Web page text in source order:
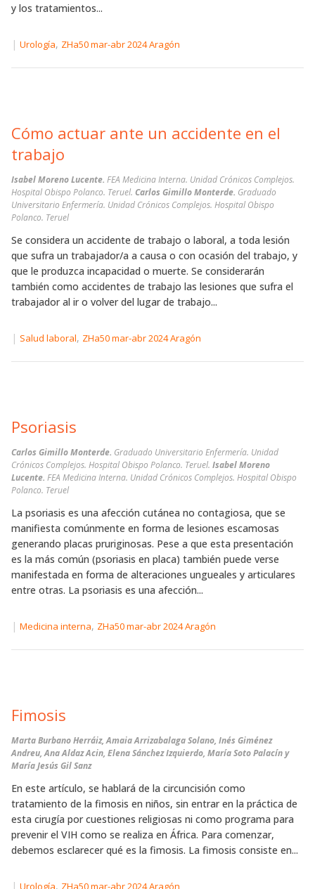
y los tratamientos...
| Urología, ZHa50 mar-abr 2024 Aragón
Cómo actuar ante un accidente en el
trabajo
Isabel Moreno Lucente. FEA Medicina Interna. Unidad Crónicos Complejos.
Hospital Obispo Polanco. Teruel. Carlos Gimillo Monterde. Graduado
Universitario Enfermería. Unidad Crónicos Complejos. Hospital Obispo
Polanco. Teruel
Se considera un accidente de trabajo o laboral, a toda lesión
que sufra un trabajador/a a causa o con ocasión del trabajo, y
que le produzca incapacidad o muerte. Se considerarán
también como accidentes de trabajo las lesiones que sufra el
trabajador al ir o volver del lugar de trabajo...
| Salud laboral, ZHa50 mar-abr 2024 Aragón
Psoriasis
Carlos Gimillo Monterde. Graduado Universitario Enfermería. Unidad
Crónicos Complejos. Hospital Obispo Polanco. Teruel. Isabel Moreno
Lucente. FEA Medicina Interna. Unidad Crónicos Complejos. Hospital Obispo
Polanco. Teruel
La psoriasis es una afección cutánea no contagiosa, que se
manifiesta comúnmente en forma de lesiones escamosas
generando placas pruriginosas. Pese a que esta presentación
es la más común (psoriasis en placa) también puede verse
manifestada en forma de alteraciones ungueales y articulares
entre otras. La psoriasis es una afección...
| Medicina interna, ZHa50 mar-abr 2024 Aragón
Fimosis
Marta Burbano Herráiz, Amaia Arrizabalaga Solano, Inés Giménez
Andreu, Ana Aldaz Acin, Elena Sánchez Izquierdo, María Soto Palacín y
María Jesús Gil Sanz
En este artículo, se hablará de la circuncisión como
tratamiento de la fimosis en niños, sin entrar en la práctica de
esta cirugía por cuestiones religiosas ni como programa para
prevenir el VIH como se realiza en África. Para comenzar,
debemos esclarecer qué es la fimosis. La fimosis consiste en...
| Urología, ZHa50 mar-abr 2024 Aragón